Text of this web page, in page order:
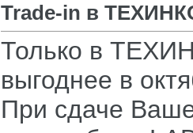
Trade-in в
Только в
выгоднее в
При сдаче